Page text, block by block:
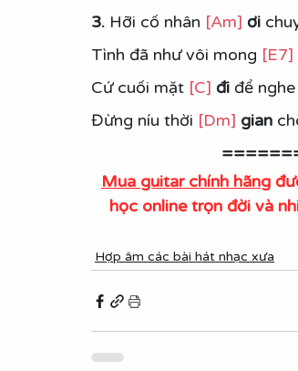
3. Hỡi cố nhân [Am] ơi
Tình đã như vôi mong [E7]
Cứ cuối mặt [C] đi để
Đừng níu thời [Dm] gian
Mua guitar chính hãng
học online trọn đời và
Hợp âm các bài hát nhạc xưa